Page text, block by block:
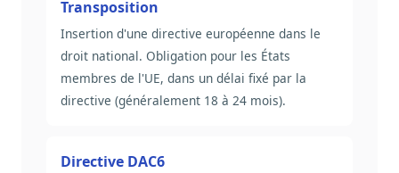
Transposition
Insertion d'une directive européenne dans le
droit national. Obligation pour les États
membres de l'UE, dans un délai fixé par la
directive (généralement 18 à 24 mois).
Directive DAC6